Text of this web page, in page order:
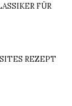
FÜR
REZEPT